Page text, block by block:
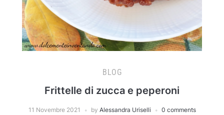
BLOG
Frittelle di zucca e peperoni
11 Novembre 2021 by Alessandra Uriselli 0 comments